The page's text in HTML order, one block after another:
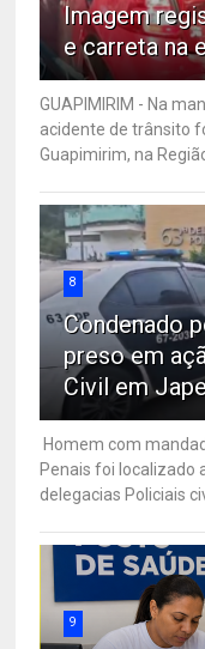
Imagem
e carreta na
GUAPIMIRIM - Na
acidente de trânsito
Guapimirim, na
8
Condenado
preso em
Civil em
Homem com
Penais foi localizado
delegacias Policiais
9